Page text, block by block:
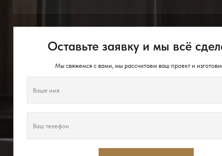
Оставьте заявку и мы всё
Мы свяжемся с вами, мы рассчитаем ваш проект и